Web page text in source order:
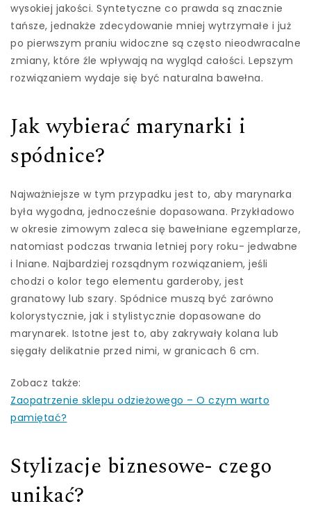
wysokiej jakości. Syntetyczne co prawda są znacznie
tańsze, jednakże zdecydowanie mniej wytrzymałe i już
po pierwszym praniu widoczne są często nieodwracalne
zmiany, które źle wpływają na wygląd całości. Lepszym
rozwiązaniem wydaje się być naturalna bawełna.
Jak wybierać marynarki i
spódnice?
Najważniejsze w tym przypadku jest to, aby marynarka
była wygodna, jednocześnie dopasowana. Przykładowo
w okresie zimowym zaleca się bawełniane egzemplarze,
natomiast podczas trwania letniej pory roku- jedwabne
i lniane. Najbardziej rozsądnym rozwiązaniem, jeśli
chodzi o kolor tego elementu garderoby, jest
granatowy lub szary. Spódnice muszą być zarówno
kolorystycznie, jak i stylistycznie dopasowane do
marynarek. Istotne jest to, aby zakrywały kolana lub
sięgały delikatnie przed nimi, w granicach 6 cm.
Zobacz także:
Zaopatrzenie sklepu odzieżowego – O czym warto
pamiętać?
Stylizacje biznesowe- czego
unikać?